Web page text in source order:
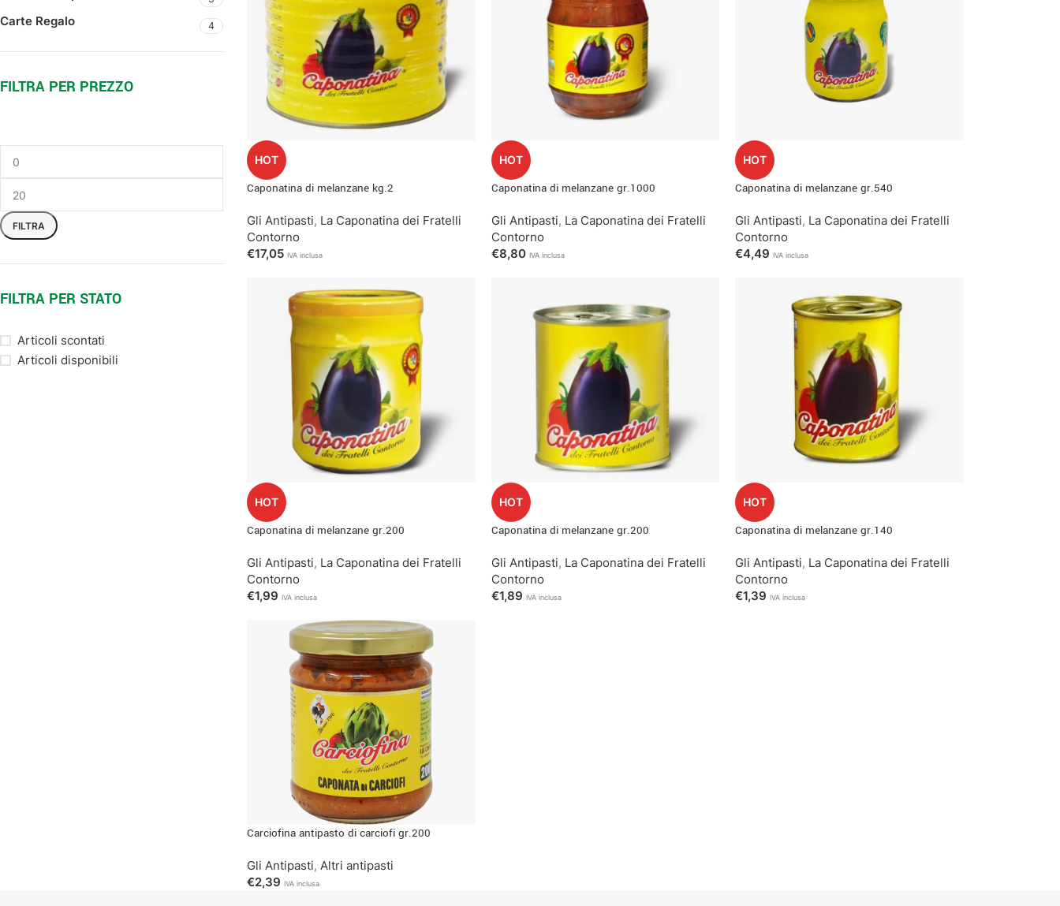
Carte Regalo 4
FILTRA PER PREZZO
FILTRA
FILTRA PER STATO
Articoli scontati
Articoli disponibili
HOT
Caponatina di melanzane kg.2
Gli Antipasti, La Caponatina dei Fratelli
Contorno
€17,05 IVA inclusa
HOT
Caponatina di melanzane gr.1000
Gli Antipasti, La Caponatina dei Fratelli
Contorno
€8,80 IVA inclusa
HOT
Caponatina di melanzane gr.540
Gli Antipasti, La Caponatina dei Fratelli
Contorno
€4,49 IVA inclusa
HOT
Caponatina di melanzane gr.200
Gli Antipasti, La Caponatina dei Fratelli
Contorno
€1,99 IVA inclusa
HOT
Caponatina di melanzane gr.200
Gli Antipasti, La Caponatina dei Fratelli
Contorno
€1,89 IVA inclusa
HOT
Caponatina di melanzane gr.140
Gli Antipasti, La Caponatina dei Fratelli
Contorno
€1,39 IVA inclusa
Carciofina antipasto di carciofi gr.200
Gli Antipasti, Altri antipasti
€2,39 IVA inclusa